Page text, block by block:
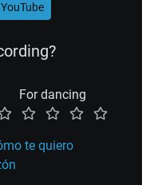
For dancing
te quiero